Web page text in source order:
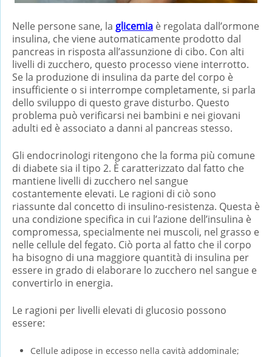
Nelle persone sane, la glicemia è regolata dall’ormone
insulina, che viene automaticamente prodotto dal
pancreas in risposta all’assunzione di cibo. Con alti
livelli di zucchero, questo processo viene interrotto.
Se la produzione di insulina da parte del corpo è
insufficiente o si interrompe completamente, si parla
dello sviluppo di questo grave disturbo. Questo
problema può verificarsi nei bambini e nei giovani
adulti ed è associato a danni al pancreas stesso.
Gli endocrinologi ritengono che la forma più comune
di diabete sia il tipo 2. È caratterizzato dal fatto che
mantiene livelli di zucchero nel sangue
costantemente elevati. Le ragioni di ciò sono
riassunte dal concetto di insulino-resistenza. Questa è
una condizione specifica in cui l’azione dell’insulina è
compromessa, specialmente nei muscoli, nel grasso e
nelle cellule del fegato. Ciò porta al fatto che il corpo
ha bisogno di una maggiore quantità di insulina per
essere in grado di elaborare lo zucchero nel sangue e
convertirlo in energia.
Le ragioni per livelli elevati di glucosio possono
essere:
Cellule adipose in eccesso nella cavità addominale;